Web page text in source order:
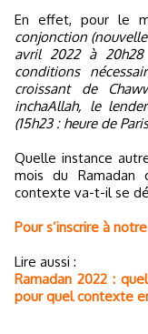
En effet, pour le
conjonction
avril 2022 à
conditions
croissant de
inchaAllah, le
(15h23 : heure de
Quelle instance
mois du Ramadan
contexte va-t-il se
Pour s’inscrire à
Lire aussi :
Ramadan 2022 :
pour quel contexte